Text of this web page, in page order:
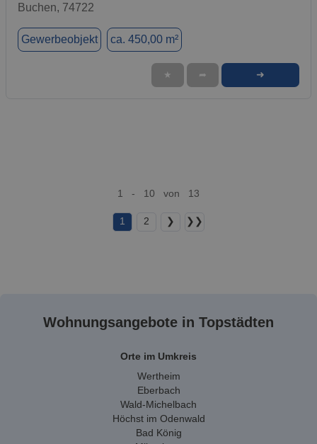
Buchen, 74722
Gewerbeobjekt ca. 450,00 m²
★ ➦ ➜
1 - 10 von 13
1 2 ❯ ❯❯
Wohnungsangebote in Topstädten
Orte im Umkreis
Wertheim
Eberbach
Wald-Michelbach
Höchst im Odenwald
Bad König